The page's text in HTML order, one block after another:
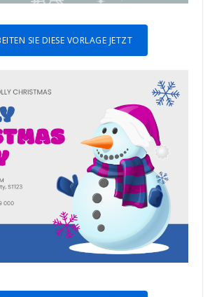
SIE DIESE VORLAGE JETZT